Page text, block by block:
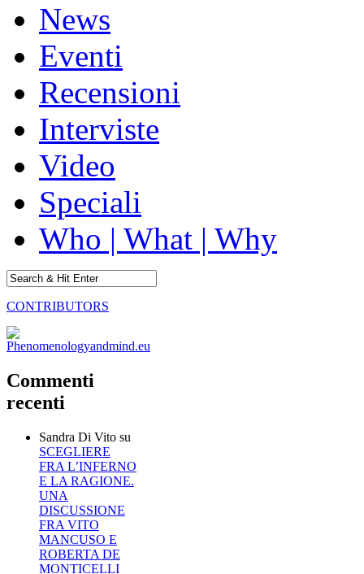
News
Eventi
Recensioni
Interviste
Video
Speciali
Who | What | Why
CONTRIBUTORS
Commenti
recenti
Sandra Di Vito su
SCEGLIERE
FRA L’INFERNO
E LA RAGIONE.
UNA
DISCUSSIONE
FRA VITO
MANCUSO E
ROBERTA DE
MONTICELLI